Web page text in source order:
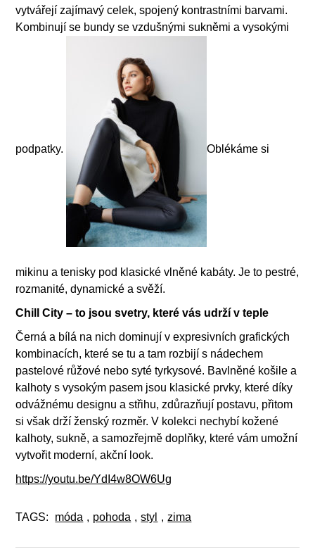
vytvářejí zajímavý celek, spojený kontrastními barvami.
Kombinují se bundy se vzdušnými sukněmi a vysokými
podpatky. Oblékáme si
mikinu a tenisky pod klasické vlněné kabáty. Je to pestré,
rozmanité, dynamické a svěží.
Chill City – to jsou svetry, které vás udrží v teple
Černá a bílá na nich dominují v expresivních grafických
kombinacích, které se tu a tam rozbijí s nádechem
pastelové růžové nebo syté tyrkysové. Bavlněné košile a
kalhoty s vysokým pasem jsou klasické prvky, které díky
odvážnému designu a střihu, zdůrazňují postavu, přitom
si však drží ženský rozměr. V kolekci nechybí kožené
kalhoty, sukně, a samozřejmě doplňky, které vám umožní
vytvořit moderní, akční look.
https://youtu.be/YdI4w8OW6Ug
TAGS: móda , pohoda , styl , zima